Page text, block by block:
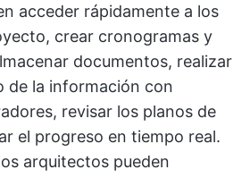
acceder rápidamente a los
crear cronogramas y
documentos, realizar
de la información con
revisar los planos de
el progreso en tiempo real.
arquitectos pueden